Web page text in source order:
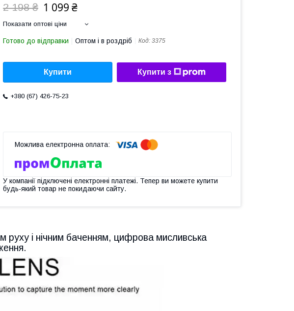
2 198 ₴ 1 099 ₴
Показати оптові ціни
Готово до відправки Оптом і в роздріб Код: 3375
Купити Купити з
+380 (67) 426-75-23
У компанії підключені електронні платежі. Тепер ви можете купити
будь-який товар не покидаючи сайту.
руху і нічним баченням, цифрова мисливська